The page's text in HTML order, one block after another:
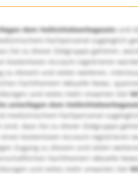
dem Heilmittelwerbegesetzund
Fachpersonal zugänglich
Sie zu dieser Zielgruppe gehören,
kostenlosen Account registrieren
zu diesem und vielen weiteren,
Fachthemen! Aktuelle News,
und vieles mehr erwarten Sie!
unterliegen dem
medizinischem Fachpersonal
dass Sie zu dieser Zielgruppe
kostenlosen Account registrieren
Zugang zu diesem und vielen
Fachthemen! Aktuelle
und vieles mehr erwarten Sie!